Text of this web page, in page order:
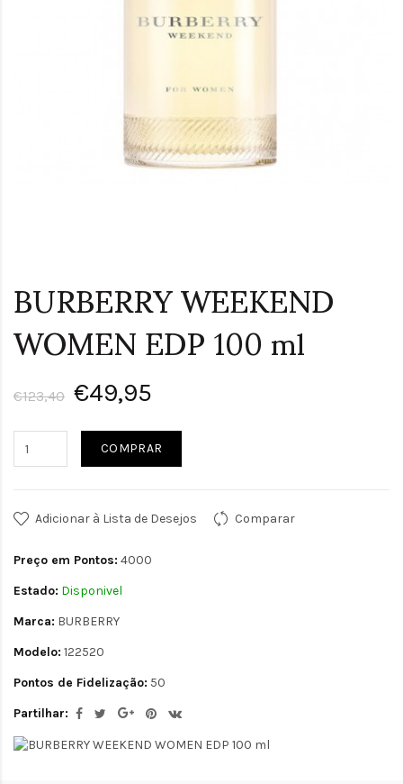
BURBERRY WEEKEND
WOMEN EDP 100 ml
€123,40 €49,95
COMPRAR
Adicionar à Lista de Desejos Comparar
Preço em Pontos: 4000
Estado: Disponivel
Marca: BURBERRY
Modelo: 122520
Pontos de Fidelização: 50
Partilhar: